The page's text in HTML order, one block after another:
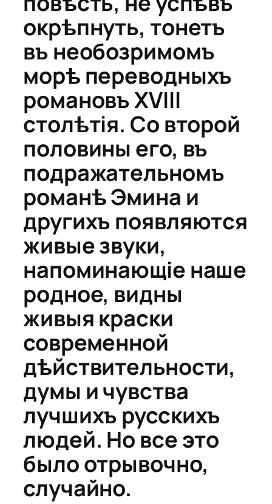
окрѣпнуть, тонетъ
въ необозримомъ
морѣ переводныхъ
романовъ XVIII
столѣтія. Со второй
половины его, въ
подражательномъ
романѣ Эмина и
другихъ появляются
живые звуки,
напоминающіе наше
родное, видны
живыя краски
современной
дѣйствительности,
думы и чувства
лучшихъ русскихъ
людей. Но все это
было отрывочно,
случайно.